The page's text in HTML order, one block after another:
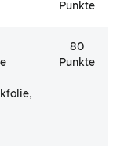
Punkte
80
Punkte